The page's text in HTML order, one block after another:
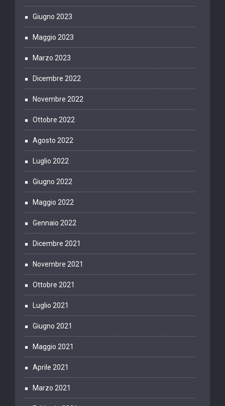
Giugno 2023
Maggio 2023
Marzo 2023
Dicembre 2022
Novembre 2022
Ottobre 2022
Agosto 2022
Luglio 2022
Giugno 2022
Maggio 2022
Gennaio 2022
Dicembre 2021
Novembre 2021
Ottobre 2021
Luglio 2021
Giugno 2021
Maggio 2021
Aprile 2021
Marzo 2021